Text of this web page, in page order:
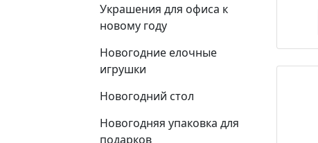
Украшения для офиса к
новому году
Новогодние елочные
игрушки
Новогодний стол
Новогодняя упаковка для
подарков